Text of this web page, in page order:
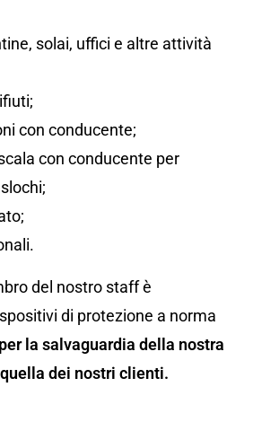
solai, uffici e altre attività
con conducente;
con conducente per
del nostro staff è
di protezione a norma
la salvaguardia della nostra
dei nostri clienti.